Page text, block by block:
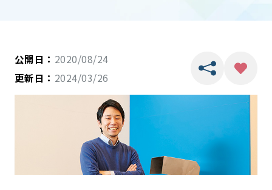
公開日： 2020/08/24
更新日： 2024/03/26